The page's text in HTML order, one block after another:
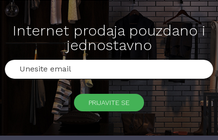
Internet prodaja pouzdano i
jednostavno
PRIJAVITE SE